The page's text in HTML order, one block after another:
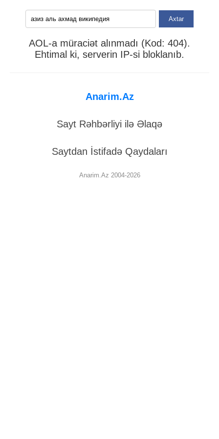
Axtar
AOL-a müraciət alınmadı (Kod: 404).
Ehtimal ki, serverin IP-si bloklanıb.
Anarim.Az
Sayt Rəhbərliyi ilə Əlaqə
Saytdan İstifadə Qaydaları
Anarim.Az 2004-2026